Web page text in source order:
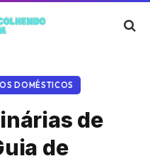
DOMÉSTICOS
de
de